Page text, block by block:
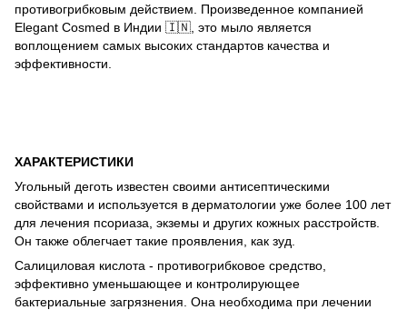
противогрибковым действием. Произведенное компанией
Elegant Cosmed в Индии 🇮🇳, это мыло является
воплощением самых высоких стандартов качества и
эффективности.
ХАРАКТЕРИСТИКИ
Угольный деготь известен своими антисептическими
свойствами и используется в дерматологии уже более 100 лет
для лечения псориаза, экземы и других кожных расстройств.
Он также облегчает такие проявления, как зуд.
Салициловая кислота - противогрибковое средство,
эффективно уменьшающее и контролирующее
бактериальные загрязнения. Она необходима при лечении